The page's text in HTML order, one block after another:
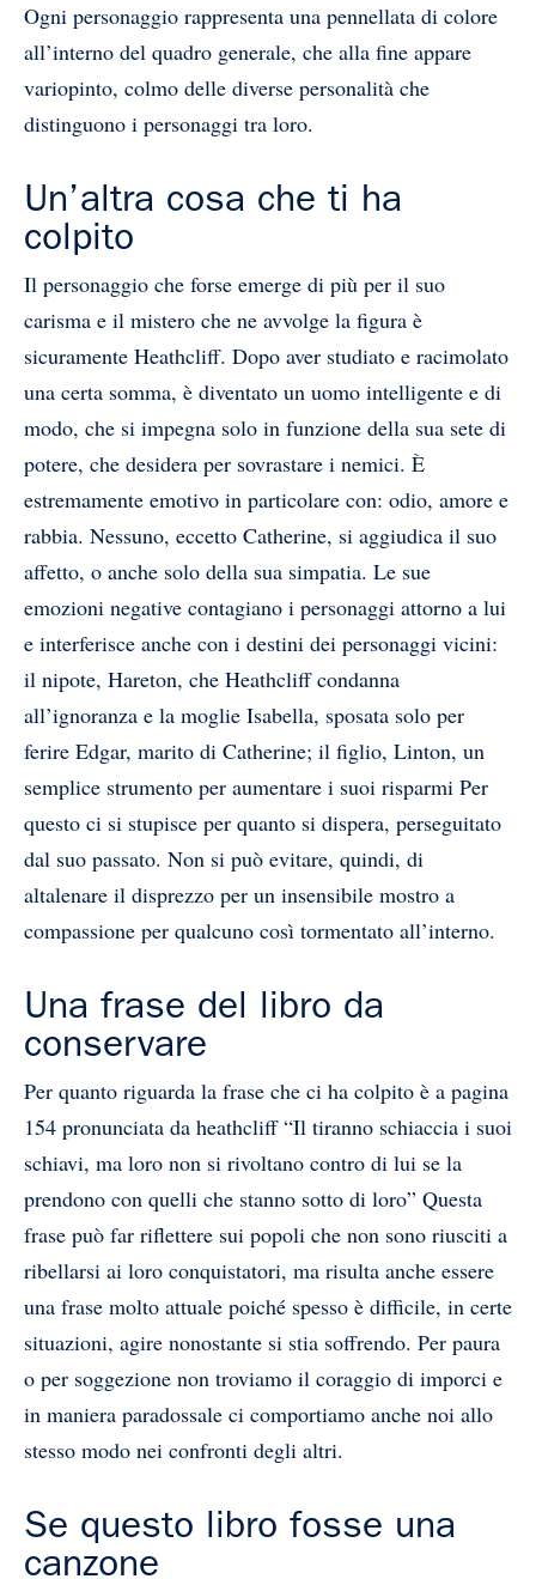
Ogni personaggio rappresenta una pennellata di colore
all’interno del quadro generale, che alla fine appare
variopinto, colmo delle diverse personalità che
distinguono i personaggi tra loro.
Un’altra cosa che ti ha
colpito
Il personaggio che forse emerge di più per il suo
carisma e il mistero che ne avvolge la figura è
sicuramente Heathcliff. Dopo aver studiato e racimolato
una certa somma, è diventato un uomo intelligente e di
modo, che si impegna solo in funzione della sua sete di
potere, che desidera per sovrastare i nemici. È
estremamente emotivo in particolare con: odio, amore e
rabbia. Nessuno, eccetto Catherine, si aggiudica il suo
affetto, o anche solo della sua simpatia. Le sue
emozioni negative contagiano i personaggi attorno a lui
e interferisce anche con i destini dei personaggi vicini:
il nipote, Hareton, che Heathcliff condanna
all’ignoranza e la moglie Isabella, sposata solo per
ferire Edgar, marito di Catherine; il figlio, Linton, un
semplice strumento per aumentare i suoi risparmi Per
questo ci si stupisce per quanto si dispera, perseguitato
dal suo passato. Non si può evitare, quindi, di
altalenare il disprezzo per un insensibile mostro a
compassione per qualcuno così tormentato all’interno.
Una frase del libro da
conservare
Per quanto riguarda la frase che ci ha colpito è a pagina
154 pronunciata da heathcliff “Il tiranno schiaccia i suoi
schiavi, ma loro non si rivoltano contro di lui se la
prendono con quelli che stanno sotto di loro” Questa
frase può far riflettere sui popoli che non sono riusciti a
ribellarsi ai loro conquistatori, ma risulta anche essere
una frase molto attuale poiché spesso è difficile, in certe
situazioni, agire nonostante si stia soffrendo. Per paura
o per soggezione non troviamo il coraggio di imporci e
in maniera paradossale ci comportiamo anche noi allo
stesso modo nei confronti degli altri.
Se questo libro fosse una
canzone